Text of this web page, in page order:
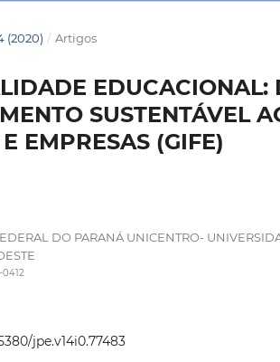
(2020) / Artigos
SUSTENTÁVEL
EMPRESAS (GIFE)
DO PARANÁ UNICENTRO-
jpe.v14i0.77483